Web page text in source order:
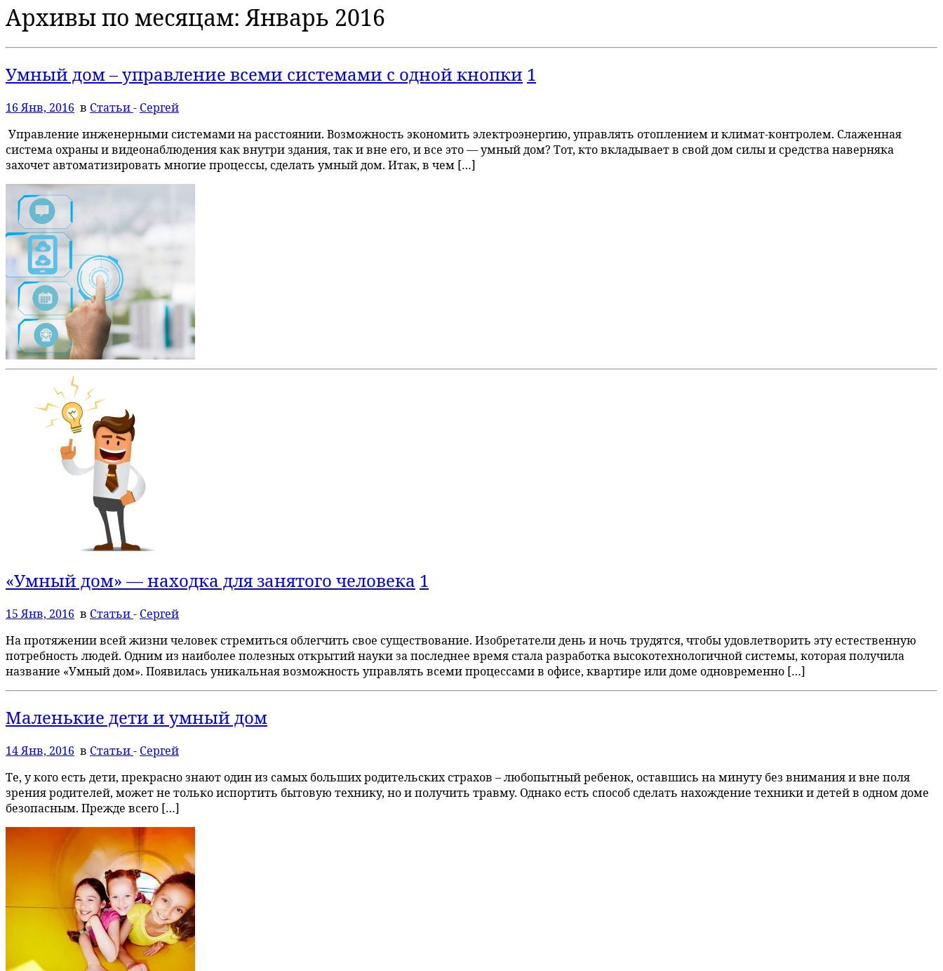
Архивы по месяцам:Январь 2016
Умный дом – управление всеми системами с одной кнопки 1
16 Янв, 2016 в Статьи- Сергей
Управление инженерными системами на расстоянии. Возможность экономить электроэнергию, управлять отоплением и климат-контролем. Слаженная
система охраны и видеонаблюдения как внутри здания, так и вне его, и все это — умный дом? Тот, кто вкладывает в свой дом силы и средства наверняка
захочет автоматизировать многие процессы, сделать умный дом. Итак, в чем […]
«Умный дом» — находка для занятого человека 1
15 Янв, 2016 в Статьи- Сергей
На протяжении всей жизни человек стремиться облегчить свое существование. Изобретатели день и ночь трудятся, чтобы удовлетворить эту естественную
потребность людей. Одним из наиболее полезных открытий науки за последнее время стала разработка высокотехнологичной системы, которая получила
название «Умный дом». Появилась уникальная возможность управлять всеми процессами в офисе, квартире или доме одновременно […]
Маленькие дети и умный дом
14 Янв, 2016 в Статьи- Сергей
Те, у кого есть дети, прекрасно знают один из самых больших родительских страхов – любопытный ребенок, оставшись на минуту без внимания и вне поля
зрения родителей, может не только испортить бытовую технику, но и получить травму. Однако есть способ сделать нахождение техники и детей в одном доме
безопасным. Прежде всего […]